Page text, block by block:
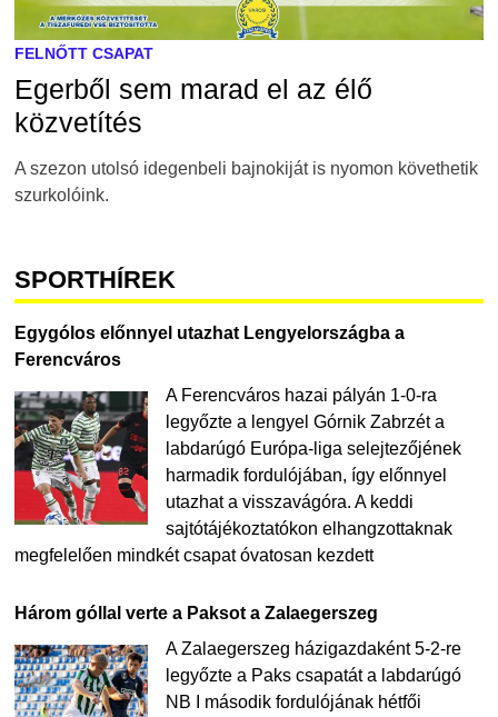
FELNŐTT CSAPAT
Egerből sem marad el az élő
közvetítés
A szezon utolsó idegenbeli bajnokiját is nyomon követhetik
szurkolóink.
SPORTHÍREK
Egygólos előnnyel utazhat Lengyelországba a
Ferencváros
A Ferencváros hazai pályán 1-0-ra
legyőzte a lengyel Górnik Zabrzét a
labdarúgó Európa-liga selejtezőjének
harmadik fordulójában, így előnnyel
utazhat a visszavágóra. A keddi
sajtótájékoztatókon elhangzottaknak
megfelelően mindkét csapat óvatosan kezdett
Három góllal verte a Paksot a Zalaegerszeg
A Zalaegerszeg házigazdaként 5-2-re
legyőzte a Paks csapatát a labdarúgó
NB I második fordulójának hétfői